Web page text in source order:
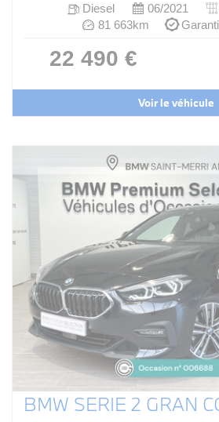
Diesel 06/2021
81 663km
22 490 €
Voir le véhicule
BMW SERIE 2 GRAN